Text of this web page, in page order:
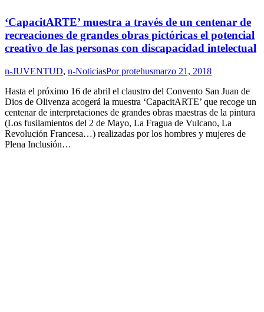
‘CapacitARTE’ muestra a través de un centenar de
recreaciones de grandes obras pictóricas el potencial
creativo de las personas con discapacidad intelectual
n-JUVENTUD, n-NoticiasPorprotehusmarzo 21, 2018
Hasta el próximo 16 de abril el claustro del Convento San Juan de
Dios de Olivenza acogerá la muestra ‘CapacitARTE’ que recoge un
centenar de interpretaciones de grandes obras maestras de la pintura
(Los fusilamientos del 2 de Mayo, La Fragua de Vulcano, La
Revolución Francesa…) realizadas por los hombres y mujeres de
Plena Inclusión…